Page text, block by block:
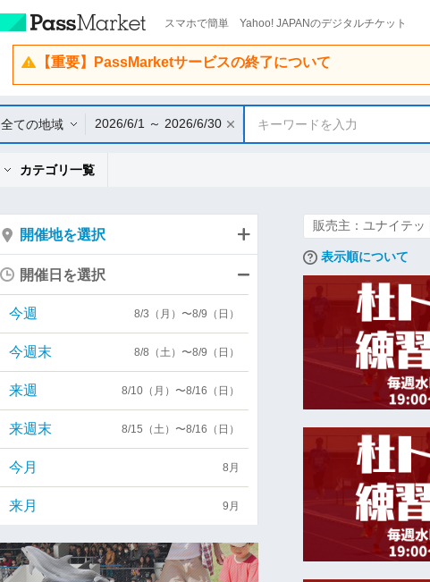
スマホで簡単 Yahoo! JAPANのデジタルチケット
【重要】PassMarketサービスの終了について
全ての地域 2026/6/1 ～ 2026/6/30 キーワードを入力
カテゴリ一覧
販売主：ユナイテッ
表示順について
開催地を選択
開催日を選択
今週 8/3（月）〜8/9（日）
今週末 8/8（土）〜8/9（日）
来週 8/10（月）〜8/16（日）
来週末 8/15（土）〜8/16（日）
今月 8月
来月 9月